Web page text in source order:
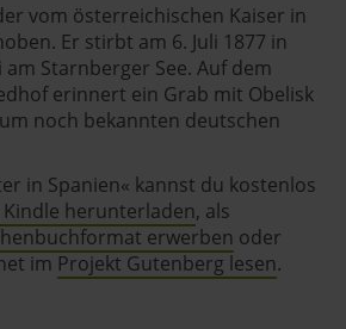
vom österreichischen Kaiser in
Er stirbt am 6. Juli 1877 in
Starnberger See. Auf dem
erinnert ein Grab mit Obelisk
noch bekannten deutschen
in Spanien« kannst du kostenlos
Kindle herunterladen, als
erwerben oder
im Projekt Gutenberg lesen.